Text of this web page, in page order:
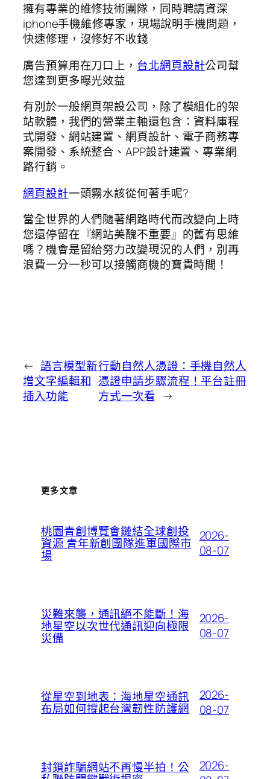
擁有專業的維修技術團隊，同時聘請資深
iphone手機維修專家，現場說明手機問題，
快速修理，沒修好不收錢
廣告預算用在刀口上， 台北網頁設計公司幫
您達到更多曝光效益
有別於一般網頁架設公司，除了模組化的架
站軟體，我們的營業主軸還包含：資料庫程
式開發、網站建置、網頁設計、電子商務專
案開發、系統整合、APP設計建置、專業網
路行銷。
網頁設計一頭霧水該從何著手呢?
當全世界的人們隨著網路時代而改變向上時
您還停留在『網站美醜不重要』的舊有思維
嗎？機會是留給努力改變現況的人們，別再
浪費一分一秒可以接觸商機的寶貴時間！
← 語言模型新
增文字編輯和
插入功能
行動自然人憑證：手機自然人
憑證申請步驟流程！平台註冊
方式一次看 →
更多文章
桃園青創博覽會鏈結全球創投
資源 青年新創團隊進軍國際市
場
2026-
08-07
災難來襲，通訊絕不能斷！海
地星空以次世代通訊迎向極限
災備
2026-
08-07
從星空到地表：海地星空通訊
布局如何撐起台灣韌性防護網
2026-
08-07
封鎖詐騙網站不再慢半拍！公
2026-